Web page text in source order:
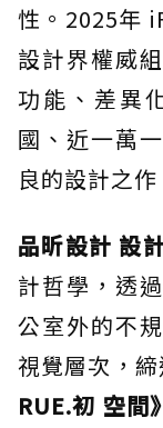
性。2025年
設計界權威
功能、差異
國、近一萬
良的設計之作
品昕設計 設
計哲學，透
公室外的不
視覺層次，
RUE.初 空間》